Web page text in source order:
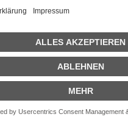
Service + Premier
- Arbeitszeit und
/ 5 Tage die Woche -
- für P/N: 715952F,